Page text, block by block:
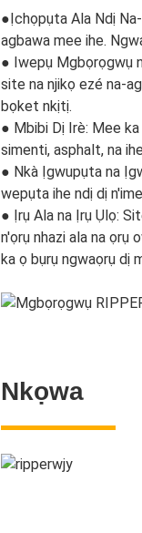
●Ịchọpụta Ala Ndị
agbawa mee ihe.
● Iwepụ Mgbọrọgwụ
site na njikọ ezé na-
bọket nkịtị.
● Mbibi Dị Irè: Mee
simenti, asphalt, na
● Nkà Ịgwupụta na
wepụta ihe ndị dị
● Ịrụ Ala na Ịrụ Ụlọ:
n'ọrụ nhazi ala na ọrụ
ka ọ bụrụ ngwaọrụ dị
Nkọwa